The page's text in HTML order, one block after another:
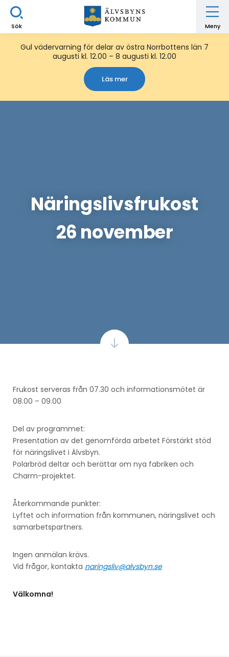
Sök Meny
Gul vädervarning för delar av östra Norrbottens län 7
augusti kl. 12.00 – 8 augusti kl. 12.00
Läs mer
Näringslivsfrukost
26 november
Frukost serveras från 07.30 och informationsmötet är
08.00 – 09.00
Del av programmet:
Presentation av det genomförda arbetet Förstärkt stöd
för näringslivet i Älvsbyn.
Polarbröd deltar och berättar om nya fabriken och
Charm-projektet.
Återkommande punkter:
Lyftet och information från kommunen, näringslivet och
samarbetspartners.
Ingen anmälan krävs.
Vid frågor, kontakta naringsliv@alvsbyn.se
Välkomna!